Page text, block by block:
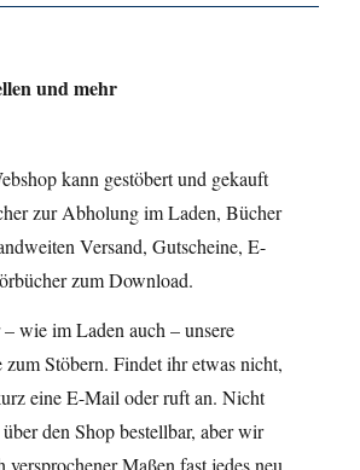
und mehr
kann gestöbert und gekauft
zur Abholung im Laden, Bücher
Versand, Gutscheine, E-
zum Download.
wie im Laden auch – unsere
zum Stöbern. Findet ihr etwas nicht,
eine E-Mail oder ruft an. Nicht
den Shop bestellbar, aber wir
versprochener Maßen fast jedes neu